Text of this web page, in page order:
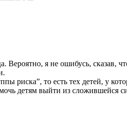
я не ошибусь, сказав,
риска”, то есть тех детей, у
детям выйти из сложившейся